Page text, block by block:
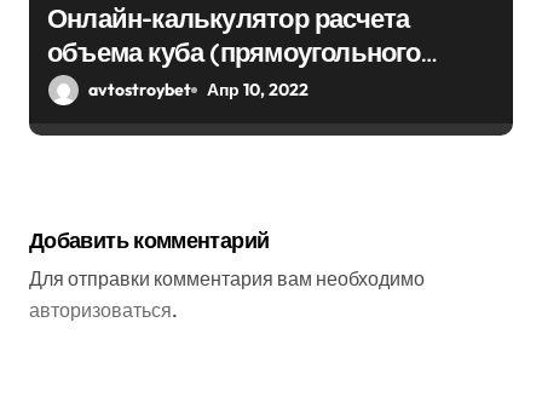
Онлайн-калькулятор расчета
объема куба (прямоугольного
парралепипеда)
avtostroybet Апр 10, 2022
Добавить комментарий
Для отправки комментария вам необходимо
авторизоваться.